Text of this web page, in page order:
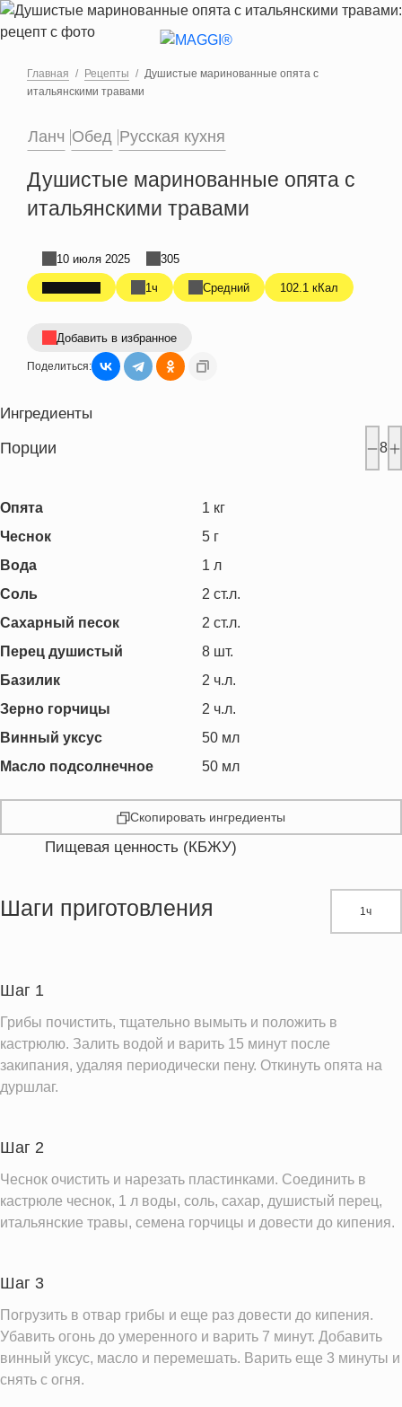
Перейти к основному содержанию
Главная Рецепты
Душистые маринованные опята с
итальянскими травами
Ланч Обед Русская кухня
Душистые маринованные опята с
итальянскими травами
1ч Средний 102.1 кКал
10 июля 2025 305
Добавить в избранное
Поделиться:
Ингредиенты
Порции 8
Опята 1 кг
Чеснок
5 г
Вода
1 л
Соль
2 ст.л.
Сахарный песок
2 ст.л.
Перец душистый
8 шт.
Базилик
2 ч.л.
Зерно горчицы
2 ч.л.
Винный уксус
50 мл
Масло подсолнечное
50 мл
Скопировать ингредиенты
Пищевая ценность (КБЖУ)
Жиры
Пищевые волокна
Натрий
Кальций
32.1 мг
Железо
1.2 мг
Добавленный сахар
Информация для одной порции
Шаги приготовления 1ч
Шаг 1
Грибы почистить, тщательно вымыть и положить в
кастрюлю. Залить водой и варить 15 минут после
закипания, удаляя периодически пену. Откинуть опята на
дуршлаг.
Шаг 2
Чеснок очистить и нарезать пластинками. Соединить в
кастрюле чеснок, 1 л воды, соль, сахар, душистый перец,
итальянские травы, семена горчицы и довести до кипения.
Шаг 3
Погрузить в отвар грибы и еще раз довести до кипения.
Убавить огонь до умеренного и варить 7 минут. Добавить
винный уксус, масло и перемешать. Варить еще 3 минуты и
снять с огня.